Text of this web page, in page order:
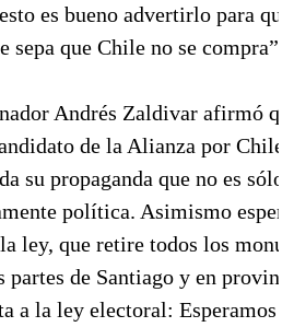
es bueno advertirlo para
sepa que Chile no se compra”.
Andrés Zaldivar afirmó
de la Alianza por
su propaganda que no es sólo
política. Asimismo
ley, que retire todos los
partes de Santiago y en
a la ley electoral: Esperamos